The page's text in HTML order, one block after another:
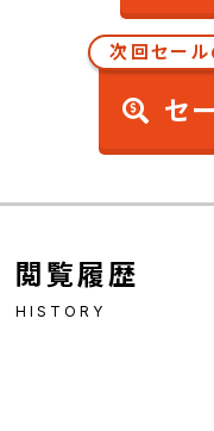
次回セール
セ
閲覧履歴
HISTORY